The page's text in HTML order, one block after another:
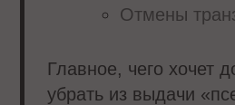
Отмены
Главное, чего хочет
убрать из выдачи